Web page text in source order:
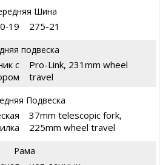
Шина
275-21
подвеска
с
Pro-Link, 231mm wheel
travel
Подвеска
37mm telescopic fork,
225mm wheel travel
Рама